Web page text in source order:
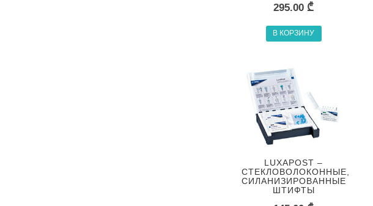
295.00 ₾
В КОРЗИНУ
LUXAPOST –
СТЕКЛОВОЛОКОННЫЕ,
СИЛАНИЗИРОВАННЫЕ
ШТИФТЫ